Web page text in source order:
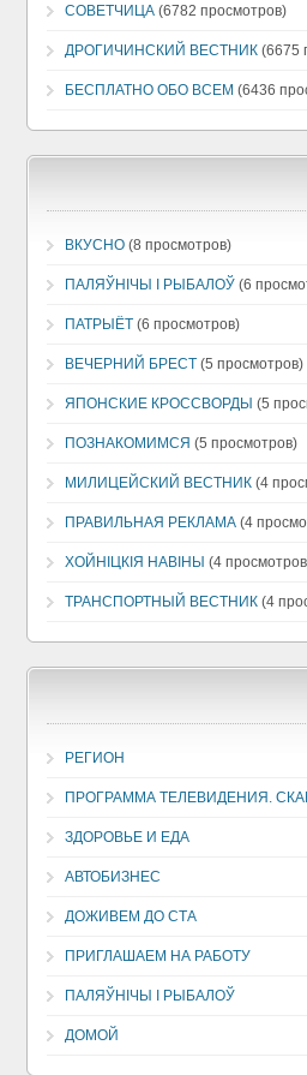
СОВЕТЧИЦА (6782 просмотров)
ДРОГИЧИНСКИЙ ВЕСТНИК (6675
БЕСПЛАТНО ОБО ВСЕМ (6436
ВКУСНО (8 просмотров)
ПАЛЯЎНІЧЫ І РЫБАЛОЎ (6
ПАТРЫЁТ (6 просмотров)
ВЕЧЕРНИЙ БРЕСТ (5 просмотров)
ЯПОНСКИЕ КРОССВОРДЫ (5
ПОЗНАКОМИМСЯ (5 просмотров)
МИЛИЦЕЙСКИЙ ВЕСТНИК (4
ПРАВИЛЬНАЯ РЕКЛАМА (4
ХОЙНIЦКIЯ НАВIНЫ (4
ТРАНСПОРТНЫЙ ВЕСТНИК (4
РЕГИОН
ПРОГРАММА ТЕЛЕВИДЕНИЯ.
ЗДОРОВЬЕ И ЕДА
АВТОБИЗНЕС
ДОЖИВЕМ ДО СТА
ПРИГЛАШАЕМ НА РАБОТУ
ПАЛЯЎНІЧЫ І РЫБАЛОЎ
ДОМОЙ